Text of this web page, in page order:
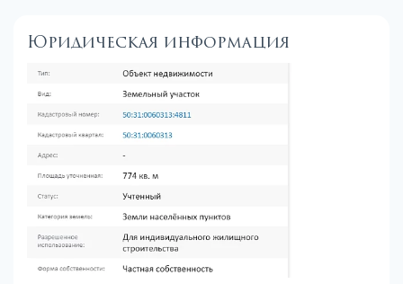
Юридическая информация